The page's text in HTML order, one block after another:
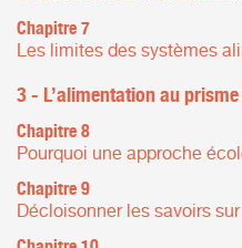
Chapitre 7
Les limites des systèmes
3 - L’alimentation au prisme
Chapitre 8
Pourquoi une approche
Chapitre 9
Décloisonner les savoirs